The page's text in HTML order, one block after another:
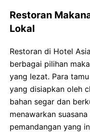
Restoran
Lokal
Restoran di Hotel
berbagai pilihan
yang lezat. Para
yang disiapkan oleh
bahan segar dan
menawarkan
pemandangan yang